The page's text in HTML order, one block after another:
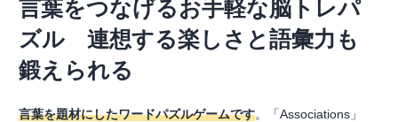
言葉をつなげるお手軽な脳トレパ
ズル 連想する楽しさと語彙力も
鍛えられる
言葉を題材にしたワードパズルゲームです。「Associations」